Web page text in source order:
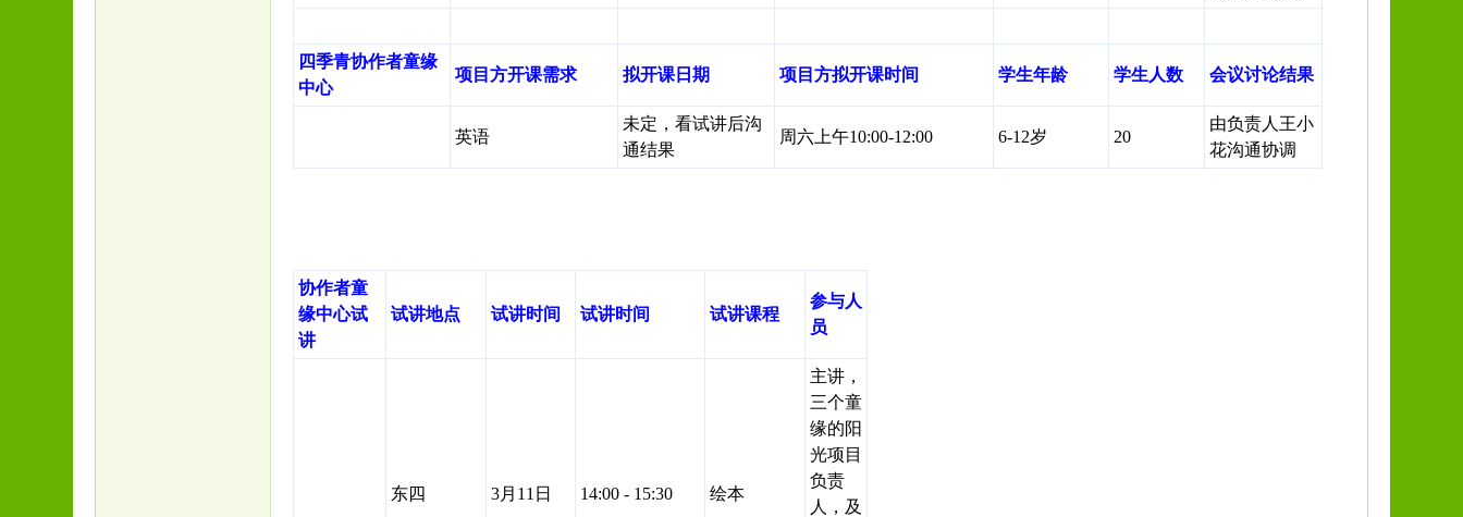
四季青协作者童缘
中心
项目方开课需求 拟开课日期 项目方拟开课时间 学生年龄 学生人数 会议讨论结果
英语
未定，看试讲后沟
通结果
周六上午10:00-12:00 6-12岁 20
由负责人王小
花沟通协调
协作者童
缘中心试
讲
试讲地点 试讲时间 试讲时间 试讲课程
参与人
员
东四 3月11日 14:00 - 15:30 绘本
主讲，
三个童
缘的阳
光项目
负责
人，及